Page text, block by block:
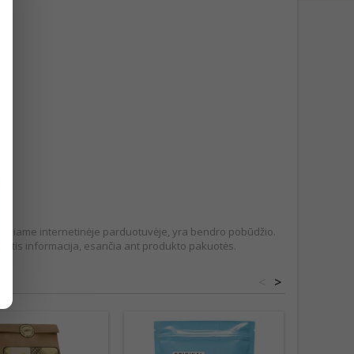
internetinėje parduotuvėje, yra bendro pobūdžio.
informacija, esančia ant produkto pakuotės.
>